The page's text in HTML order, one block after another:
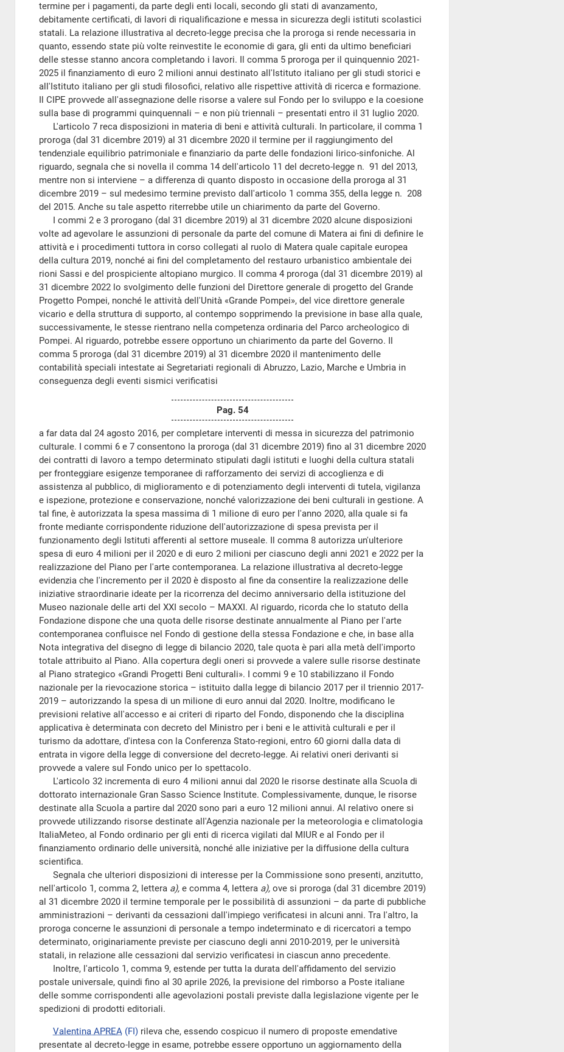
termine per i pagamenti, da parte degli enti locali, secondo gli stati di avanzamento,
debitamente certificati, di lavori di riqualificazione e messa in sicurezza degli istituti scolastici
statali. La relazione illustrativa al decreto-legge precisa che la proroga si rende necessaria in
quanto, essendo state più volte reinvestite le economie di gara, gli enti da ultimo beneficiari
delle stesse stanno ancora completando i lavori. Il comma 5 proroga per il quinquennio 2021-
2025 il finanziamento di euro 2 milioni annui destinato all'Istituto italiano per gli studi storici e
all'Istituto italiano per gli studi filosofici, relativo alle rispettive attività di ricerca e formazione.
Il CIPE provvede all'assegnazione delle risorse a valere sul Fondo per lo sviluppo e la coesione
sulla base di programmi quinquennali – e non più triennali – presentati entro il 31 luglio 2020.
L'articolo 7 reca disposizioni in materia di beni e attività culturali. In particolare, il comma 1
proroga (dal 31 dicembre 2019) al 31 dicembre 2020 il termine per il raggiungimento del
tendenziale equilibrio patrimoniale e finanziario da parte delle fondazioni lirico-sinfoniche. Al
riguardo, segnala che si novella il comma 14 dell'articolo 11 del decreto-legge n. 91 del 2013,
mentre non si interviene – a differenza di quanto disposto in occasione della proroga al 31
dicembre 2019 – sul medesimo termine previsto dall'articolo 1 comma 355, della legge n. 208
del 2015. Anche su tale aspetto riterrebbe utile un chiarimento da parte del Governo.
I commi 2 e 3 prorogano (dal 31 dicembre 2019) al 31 dicembre 2020 alcune disposizioni
volte ad agevolare le assunzioni di personale da parte del comune di Matera ai fini di definire le
attività e i procedimenti tuttora in corso collegati al ruolo di Matera quale capitale europea
della cultura 2019, nonché ai fini del completamento del restauro urbanistico ambientale dei
rioni Sassi e del prospiciente altopiano murgico. Il comma 4 proroga (dal 31 dicembre 2019) al
31 dicembre 2022 lo svolgimento delle funzioni del Direttore generale di progetto del Grande
Progetto Pompei, nonché le attività dell'Unità «Grande Pompei», del vice direttore generale
vicario e della struttura di supporto, al contempo sopprimendo la previsione in base alla quale,
successivamente, le stesse rientrano nella competenza ordinaria del Parco archeologico di
Pompei. Al riguardo, potrebbe essere opportuno un chiarimento da parte del Governo. Il
comma 5 proroga (dal 31 dicembre 2019) al 31 dicembre 2020 il mantenimento delle
contabilità speciali intestate ai Segretariati regionali di Abruzzo, Lazio, Marche e Umbria in
conseguenza degli eventi sismici verificatisi
Pag. 54
a far data dal 24 agosto 2016, per completare interventi di messa in sicurezza del patrimonio
culturale. I commi 6 e 7 consentono la proroga (dal 31 dicembre 2019) fino al 31 dicembre 2020
dei contratti di lavoro a tempo determinato stipulati dagli istituti e luoghi della cultura statali
per fronteggiare esigenze temporanee di rafforzamento dei servizi di accoglienza e di
assistenza al pubblico, di miglioramento e di potenziamento degli interventi di tutela, vigilanza
e ispezione, protezione e conservazione, nonché valorizzazione dei beni culturali in gestione. A
tal fine, è autorizzata la spesa massima di 1 milione di euro per l'anno 2020, alla quale si fa
fronte mediante corrispondente riduzione dell'autorizzazione di spesa prevista per il
funzionamento degli Istituti afferenti al settore museale. Il comma 8 autorizza un'ulteriore
spesa di euro 4 milioni per il 2020 e di euro 2 milioni per ciascuno degli anni 2021 e 2022 per la
realizzazione del Piano per l'arte contemporanea. La relazione illustrativa al decreto-legge
evidenzia che l'incremento per il 2020 è disposto al fine da consentire la realizzazione delle
iniziative straordinarie ideate per la ricorrenza del decimo anniversario della istituzione del
Museo nazionale delle arti del XXI secolo – MAXXI. Al riguardo, ricorda che lo statuto della
Fondazione dispone che una quota delle risorse destinate annualmente al Piano per l'arte
contemporanea confluisce nel Fondo di gestione della stessa Fondazione e che, in base alla
Nota integrativa del disegno di legge di bilancio 2020, tale quota è pari alla metà dell'importo
totale attribuito al Piano. Alla copertura degli oneri si provvede a valere sulle risorse destinate
al Piano strategico «Grandi Progetti Beni culturali». I commi 9 e 10 stabilizzano il Fondo
nazionale per la rievocazione storica – istituito dalla legge di bilancio 2017 per il triennio 2017-
2019 – autorizzando la spesa di un milione di euro annui dal 2020. Inoltre, modificano le
previsioni relative all'accesso e ai criteri di riparto del Fondo, disponendo che la disciplina
applicativa è determinata con decreto del Ministro per i beni e le attività culturali e per il
turismo da adottare, d'intesa con la Conferenza Stato-regioni, entro 60 giorni dalla data di
entrata in vigore della legge di conversione del decreto-legge. Ai relativi oneri derivanti si
provvede a valere sul Fondo unico per lo spettacolo.
L'articolo 32 incrementa di euro 4 milioni annui dal 2020 le risorse destinate alla Scuola di
dottorato internazionale Gran Sasso Science Institute. Complessivamente, dunque, le risorse
destinate alla Scuola a partire dal 2020 sono pari a euro 12 milioni annui. Al relativo onere si
provvede utilizzando risorse destinate all'Agenzia nazionale per la meteorologia e climatologia
ItaliaMeteo, al Fondo ordinario per gli enti di ricerca vigilati dal MIUR e al Fondo per il
finanziamento ordinario delle università, nonché alle iniziative per la diffusione della cultura
scientifica.
Segnala che ulteriori disposizioni di interesse per la Commissione sono presenti, anzitutto,
nell'articolo 1, comma 2, lettera a), e comma 4, lettera a), ove si proroga (dal 31 dicembre 2019)
al 31 dicembre 2020 il termine temporale per le possibilità di assunzioni – da parte di pubbliche
amministrazioni – derivanti da cessazioni dall'impiego verificatesi in alcuni anni. Tra l'altro, la
proroga concerne le assunzioni di personale a tempo indeterminato e di ricercatori a tempo
determinato, originariamente previste per ciascuno degli anni 2010-2019, per le università
statali, in relazione alle cessazioni dal servizio verificatesi in ciascun anno precedente.
Inoltre, l'articolo 1, comma 9, estende per tutta la durata dell'affidamento del servizio
postale universale, quindi fino al 30 aprile 2026, la previsione del rimborso a Poste italiane
delle somme corrispondenti alle agevolazioni postali previste dalla legislazione vigente per le
spedizioni di prodotti editoriali.
Valentina APREA (FI) rileva che, essendo cospicuo il numero di proposte emendative
presentate al decreto-legge in esame, potrebbe essere opportuno un aggiornamento della